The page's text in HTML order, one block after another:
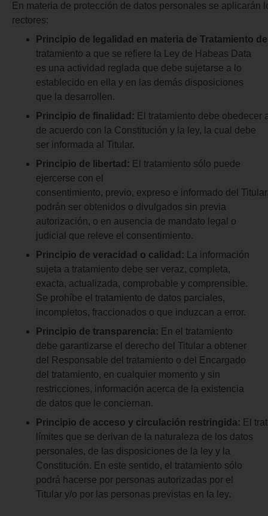
En materia de protección de datos personales se aplicarán
rectores:
Principio de legalidad en materia de Tratamiento de
tratamiento a que se refiere la Ley de Habeas Data
es una actividad reglada que debe sujetarse a lo
establecido en ella y en las demás disposiciones
que la desarrollen.
Principio de finalidad: El tratamiento debe obedecer
de acuerdo con la Constitución y la ley, la cual debe
ser informada al Titular.
Principio de libertad: El tratamiento sólo puede
ejercerse con el
consentimiento, previo, expreso e informado del
podrán ser obtenidos o divulgados sin previa
autorización, o en ausencia de mandato legal o
judicial que releve el consentimiento.
Principio de veracidad o calidad:
La información
sujeta a tratamiento debe ser veraz, completa,
exacta, actualizada, comprobable y comprensible.
Se prohíbe el tratamiento de datos parciales,
incompletos, fraccionados o que induzcan a error.
Principio de transparencia: En el tratamiento
debe garantizarse el derecho del Titular a obtener
del Responsable del tratamiento o del Encargado
del tratamiento, en cualquier momento y sin
restricciones, información acerca de la existencia
de datos que le conciernan.
Principio de acceso y circulación restringida: El
límites que se derivan de la naturaleza de los datos
personales, de las disposiciones de la ley y la
Constitución. En este sentido, el tratamiento sólo
podrá hacerse por personas autorizadas por el
Titular y/o por las personas previstas en la ley.